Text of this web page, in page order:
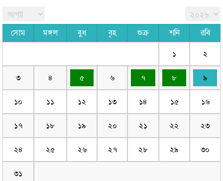
সোম মঙ্গল বুধ বৃহ শুক্র শনি রবি
১ ২
৩ ৪ ৫ ৬ ৭ ৮ ৯
১০ ১১ ১২ ১৩ ১৪ ১৫ ১৬
১৭ ১৮ ১৯ ২০ ২১ ২২ ২৩
২৪ ২৫ ২৬ ২৭ ২৮ ২৯ ৩০
৩১